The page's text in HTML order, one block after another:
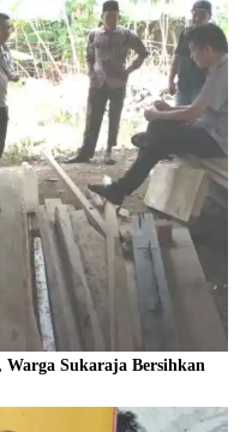
Warga Sukaraja Bersihkan